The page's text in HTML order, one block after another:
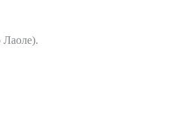
Лаоле).